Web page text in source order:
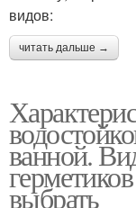
видов:
читать дальше →
ванной.
выбрать